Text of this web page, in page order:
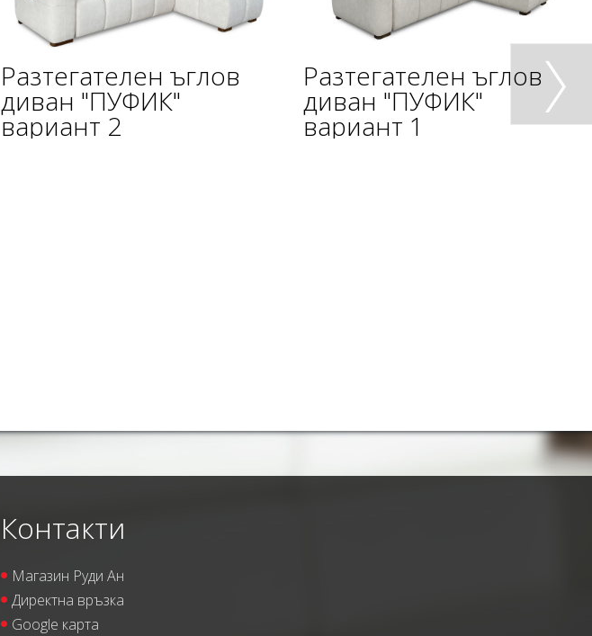
Разтегателен ъглов
диван "ПУФИК"
вариант 2
Разтегателен ъглов
диван "ПУФИК"
вариант 1
Контакти
Магазин Руди Ан
Директна връзка
Google карта